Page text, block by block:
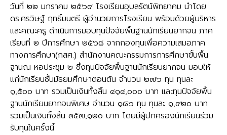
วันที่ ๒๒ มกราคม ๒๕๖๙ โรงเรียนอุบลรัตน์พิทยาคม นำโดย
ดร.ศรวิษฐ์ ฤทธิ์มนตรี ผู้อำนวยการโรงเรียน พร้อมด้วยผู้บริหาร
และคณะครู ดำเนินการมอบทุนปัจจัยพื้นฐานนักเรียนยากจน ภาค
เรียนที่ ๒ ปีการศึกษา ๒๕๖๘ จากกองทุนเพื่อความเสมอภาค
ทางการศึกษา(กสศ.) สำนักงานคณะกรรมการการศึกษาขั้นพื้น
ฐานณ หอประชุม ๒ ซึ่งทุนปัจจัยพื้นฐานนักเรียนยากจน มอบให้
แก่นักเรียนชั้นมัธยมศึกษาตอนต้น จำนวน ๒๗๖ ทุน ทุนละ
๑,๕oo บาท รวมเป็นเงินทั้งสิ้น ๔๑๔,ooo บาท และทุนปัจจัยพื้น
ฐานนักเรียนยากจนพิเศษ จำนวน ๑๘๖ ทุน ทุนละ ๑,๙๒o บาท
รวมเป็นเงินทั้งสิ้น ๓๕๗,๑๒o บาท โดยมีผู้ปกครองนักเรียนร่วม
รับทุนในครั้งนี้